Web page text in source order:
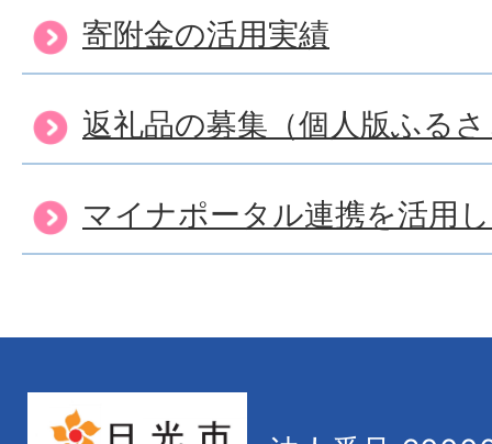
寄附金の活用実績
返礼品の募集（個人版ふる
マイナポータル連携を活用